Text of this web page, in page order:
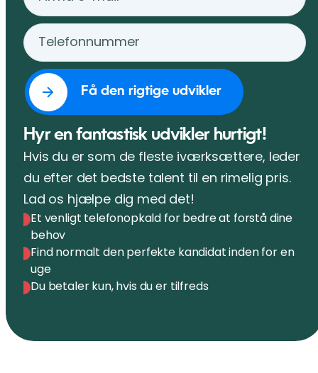
Hyr en fantastisk udvikler hurtigt!
Hvis du er som de fleste iværksættere, leder
du efter det bedste talent til en rimelig pris.
Lad os hjælpe dig med det!
Et venligt telefonopkald for bedre at forstå dine
behov
Find normalt den perfekte kandidat inden for en
uge
Du betaler kun, hvis du er tilfreds